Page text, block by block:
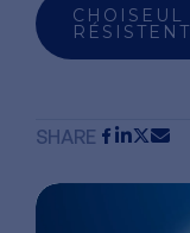
SHARE